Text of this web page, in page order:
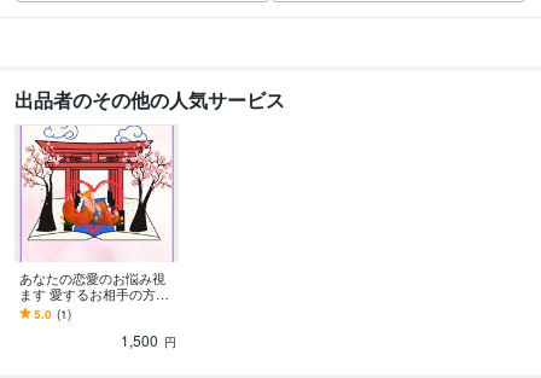
出品者のその他の人気サービス
あなたの恋愛のお悩み視
ます 愛するお相手の方と
の行く末を占います。
5.0 (1)
1,500 円